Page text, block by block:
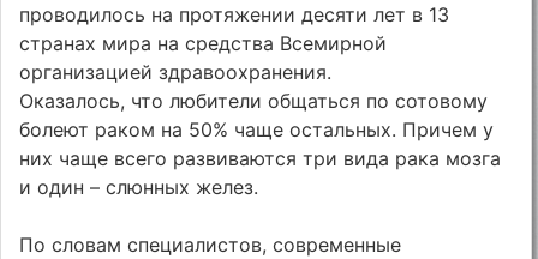
проводилось на протяжении десяти лет в 13
странах мира на средства Всемирной
организацией здравоохранения.
Оказалось, что любители общаться по сотовому
болеют раком на 50% чаще остальных. Причем у
них чаще всего развиваются три вида рака мозга
и один – слюнных желез.
По словам специалистов, современные